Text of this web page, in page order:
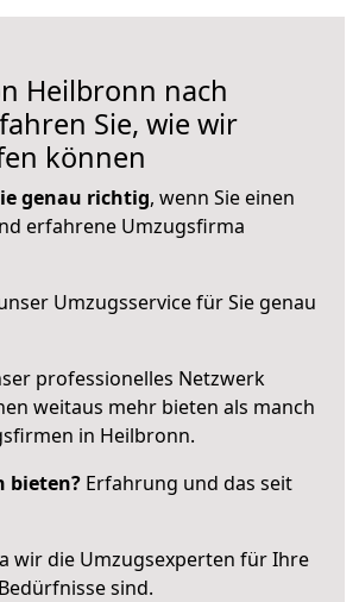
Heilbronn nach
Sie, wie wir
können
genau richtig, wenn Sie einen
erfahrene Umzugsfirma
Umzugsservice für Sie genau
professionelles Netzwerk
weitaus mehr bieten als manch
in Heilbronn.
bieten? Erfahrung und das seit
wir die Umzugsexperten für Ihre
sind.